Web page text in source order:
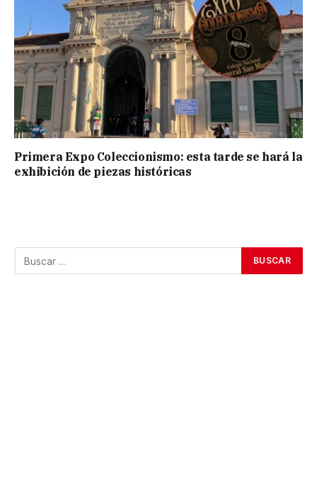
Primera Expo Coleccionismo: esta tarde se hará la
exhibición de piezas históricas